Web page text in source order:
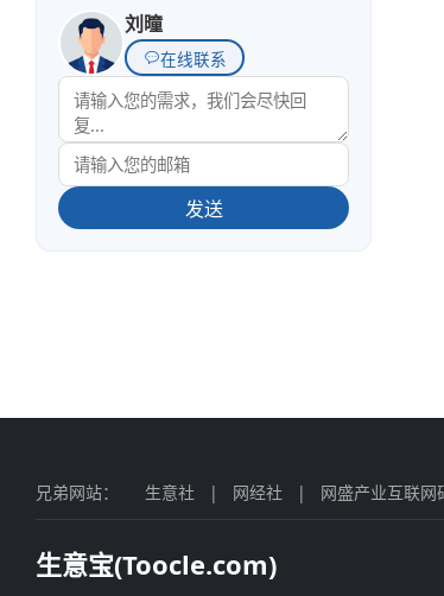
刘曈
在线联系
发送
兄弟网站： 生意社 | 网经社 | 网盛产业互联网
生意宝(Toocle.com)